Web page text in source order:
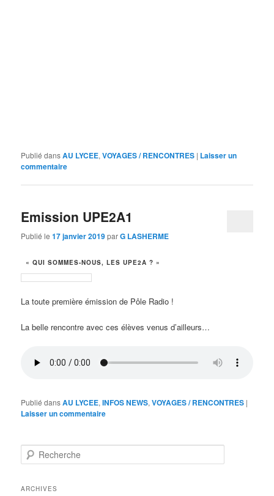
Publié dansAU LYCEE,VOYAGES / RENCONTRES | Laisser un
commentaire
Emission UPE2A1
Publié le17 janvier 2019parG LASHERME
« QUI SOMMES-NOUS, LES UPE2A ? »
La toute première émission de Pôle Radio !
La belle rencontre avec ces élèves venus d’ailleurs…
Publié dansAU LYCEE,INFOS NEWS,VOYAGES / RENCONTRES |
Laisser un commentaire
e
h
ARCHIVES